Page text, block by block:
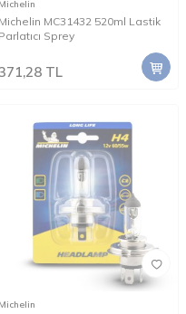
Michelin
Michelin MC31432 520ml Lastik
Parlatıcı Sprey
TL
Michelin